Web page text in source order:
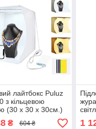
лайтбокс Puluz
з кільцевою
(30 х 30 х 30см.)
₴ 604 ₴ 1